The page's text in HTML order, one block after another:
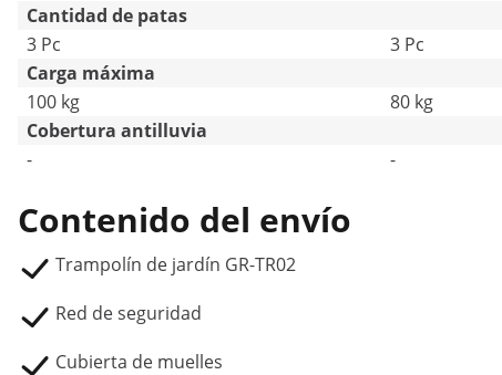
Cantidad de patas
3 Pc
3 Pc
Carga máxima
100 kg
80 kg
Cobertura antilluvia
-
-
Contenido del envío
Trampolín de jardín GR-TR02
Red de seguridad
Cubierta de muelles